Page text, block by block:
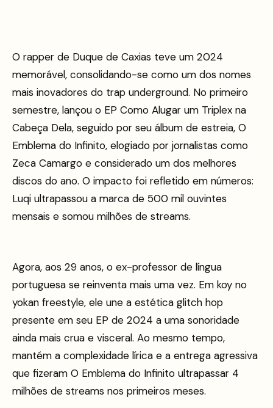
O rapper de Duque de Caxias teve um 2024
memorável, consolidando-se como um dos nomes
mais inovadores do trap underground. No primeiro
semestre, lançou o EP Como Alugar um Triplex na
Cabeça Dela, seguido por seu álbum de estreia, O
Emblema do Infinito, elogiado por jornalistas como
Zeca Camargo e considerado um dos melhores
discos do ano. O impacto foi refletido em números:
Luqi ultrapassou a marca de 500 mil ouvintes
mensais e somou milhões de streams.
Agora, aos 29 anos, o ex-professor de língua
portuguesa se reinventa mais uma vez. Em koy no
yokan freestyle, ele une a estética glitch hop
presente em seu EP de 2024 a uma sonoridade
ainda mais crua e visceral. Ao mesmo tempo,
mantém a complexidade lírica e a entrega agressiva
que fizeram O Emblema do Infinito ultrapassar 4
milhões de streams nos primeiros meses.